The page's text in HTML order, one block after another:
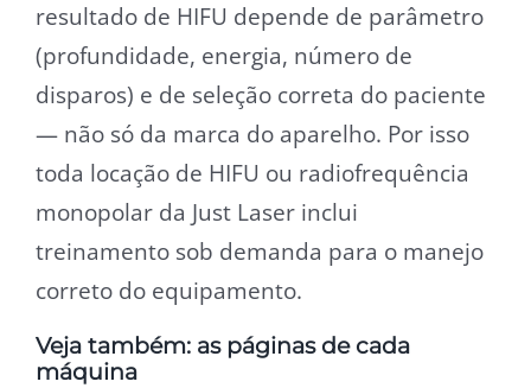
resultado de HIFU depende de parâmetro
(profundidade, energia, número de
disparos) e de seleção correta do paciente
— não só da marca do aparelho. Por isso
toda locação de HIFU ou radiofrequência
monopolar da Just Laser inclui
treinamento sob demanda para o manejo
correto do equipamento.
Veja também: as páginas de cada
máquina